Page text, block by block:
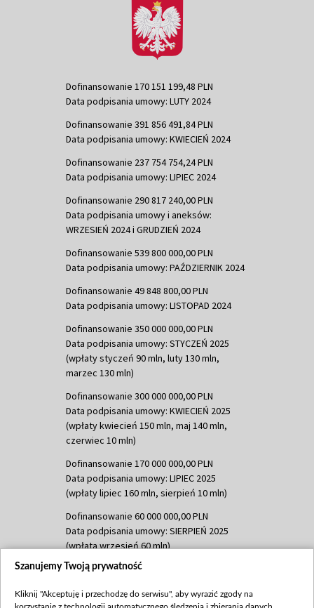
Dofinansowanie 170 151 199,48 PLN
Data podpisania umowy: LUTY 2024
Dofinansowanie 391 856 491,84 PLN
Data podpisania umowy: KWIECIEŃ 2024
Dofinansowanie 237 754 754,24 PLN
Data podpisania umowy: LIPIEC 2024
Dofinansowanie 290 817 240,00 PLN
Data podpisania umowy i aneksów:
WRZESIEŃ 2024 i GRUDZIEŃ 2024
Dofinansowanie 539 800 000,00 PLN
Data podpisania umowy: PAŹDZIERNIK 2024
Dofinansowanie 49 848 800,00 PLN
Data podpisania umowy: LISTOPAD 2024
Dofinansowanie 350 000 000,00 PLN
Data podpisania umowy: STYCZEŃ 2025
(wpłaty styczeń 90 mln, luty 130 mln,
marzec 130 mln)
Dofinansowanie 300 000 000,00 PLN
Data podpisania umowy: KWIECIEŃ 2025
(wpłaty kwiecień 150 mln, maj 140 mln,
czerwiec 10 mln)
Dofinansowanie 170 000 000,00 PLN
Data podpisania umowy: LIPIEC 2025
(wpłaty lipiec 160 mln, sierpień 10 mln)
Dofinansowanie 60 000 000,00 PLN
Data podpisania umowy: SIERPIEŃ 2025
(wpłata wrzesień 60 mln)
Dofinansowanie 635 783 051,21 PLN
(wpłata wrzesień 100 mln, październik 350
Szanujemy Twoją prywatność
Kliknij "Akceptuję i przechodzę do serwisu", aby wyrazić zgody na